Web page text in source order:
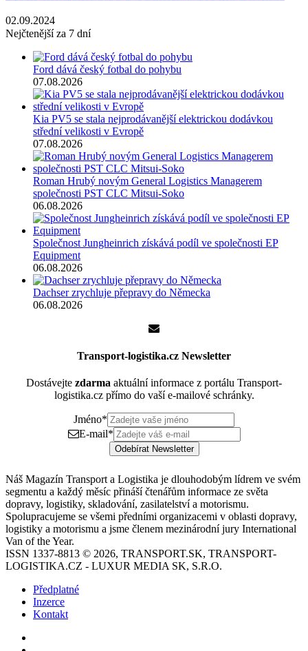
02.09.2024
Nejčtenější za 7 dní
Ford dává český fotbal do pohybu
07.08.2026
Kia PV5 se stala nejprodávanější elektrickou dodávkou
střední velikosti v Evropě
07.08.2026
Roman Hrubý novým General Logistics Managerem
společnosti PST CLC Mitsui-Soko
06.08.2026
Společnost Jungheinrich získává podíl ve společnosti EP
Equipment
06.08.2026
Dachser zrychluje přepravy do Německa
06.08.2026
Transport-logistika.cz Newsletter
Dostávejte zdarma aktuální informace z portálu Transport-
logistika.cz přímo do vaší e-mailové schránky.
Jméno*
E-mail*
Odebírat Newsletter
Náš Magazín Transport a Logistika je dlouhodobým lídrem ve svém
segmentu a každý měsíc přináší čtenářům informace ze světa
dopravy, logistiky, skladování, zasilatelství a motorismu.
Spolupracujeme se všemi předními organizacemi v oblasti dopravy,
logistiky a motorismu a jsme členem mezinárodní jury International
Van of the Year.
ISSN 1337-8813 © 2026, TRANSPORT.SK, TRANSPORT-
LOGISTIKA.CZ - LUXUR MEDIA SK, S.R.O.
Předplatné
Inzerce
Kontakt